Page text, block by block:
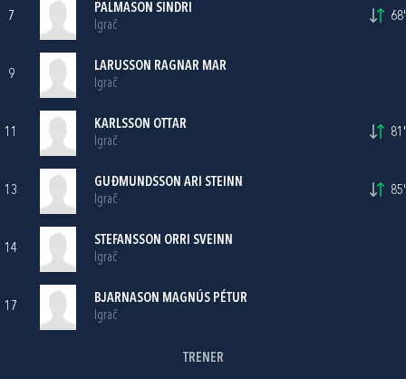
7
PALMASON SINDRI
Igrač
68'
9
LARUSSON RAGNAR MAR
Igrač
11
KARLSSON OTTAR
Igrač
81'
13
GUĐMUNDSSON ARI STEINN
Igrač
85'
14
STEFANSSON ORRI SVEINN
Igrač
17
BJARNASON MAGNÚS PÉTUR
Igrač
TRENER